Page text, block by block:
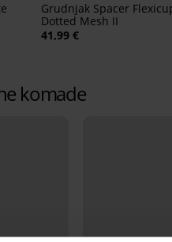
Grudnjak Spacer
Dotted Mesh II
41,99 €
komade